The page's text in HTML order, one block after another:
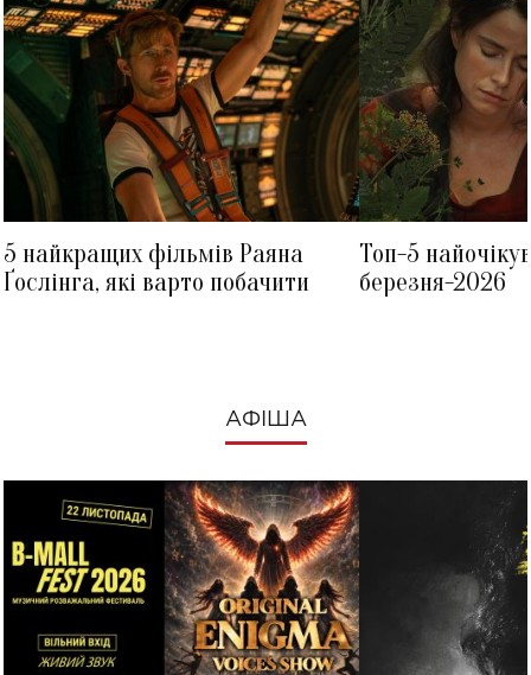
5 найкращих фільмів Раяна
Ґослінга, які варто побачити
Топ-5
березня-2026
АФІША